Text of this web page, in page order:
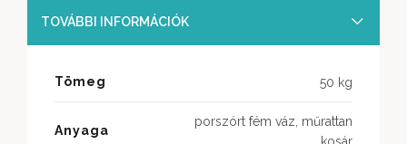
TOVÁBBI INFORMÁCIÓK
Tömeg 50 kg
Anyaga
porszórt fém váz, műrattan